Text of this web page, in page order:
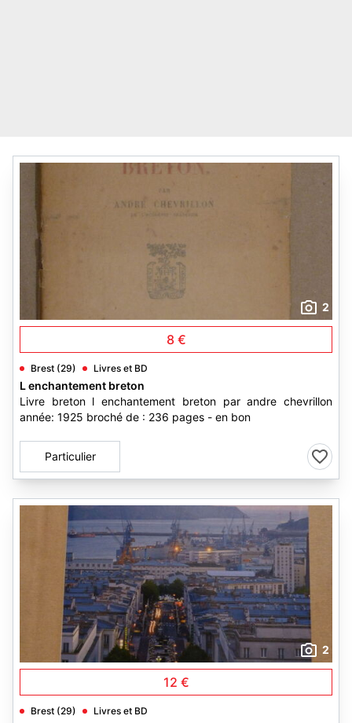
2
8 €
Brest (29) Livres et BD
L enchantement breton
Livre breton l enchantement breton par andre chevrillon
année: 1925 broché de : 236 pages - en bon
Particulier
2
12 €
Brest (29) Livres et BD